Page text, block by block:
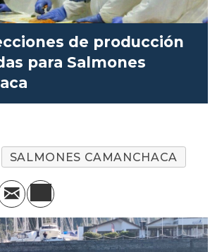
de producción
para Salmones
SALMONES CAMANCHACA